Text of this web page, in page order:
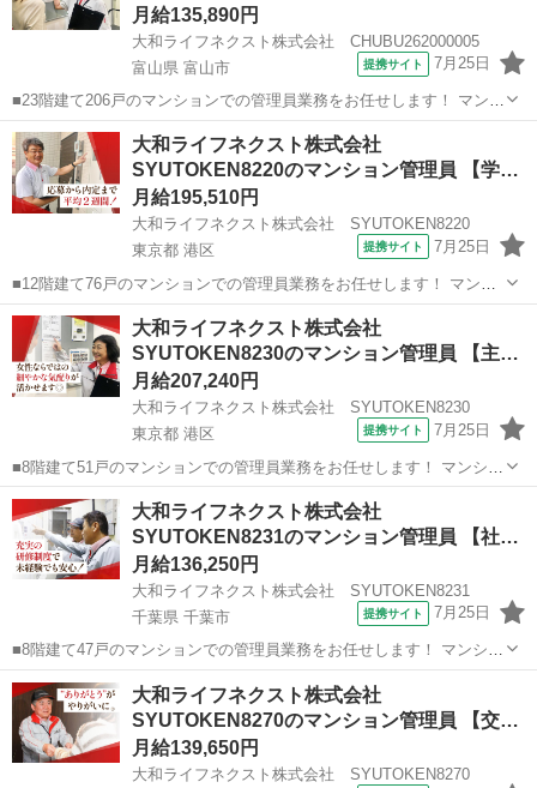
月給135,890円
大和ライフネクスト株式会社 CHUBU262000005
富山県 富山市
提携サイト 7月25日
■23階建て206戸のマンションでの管理員業務をお任せします！ マンシ
ョンにお住まいの方々の快適な暮らしを支える大切な仕事です。 具体
的には ・共用部分の清掃（エントランス・エレベーター内・廊下・階
段・ゴミ置場など） ・受...
富山 富山市 マンション管理
大和ライフネクスト株式会社
SYUTOKEN8220のマンション管理員 【学
歴…
月給195,510円
大和ライフネクスト株式会社 SYUTOKEN8220
東京都 港区
提携サイト 7月25日
■12階建て76戸のマンションでの管理員業務をお任せします！ マンシ
ョンにお住まいの方々の快適な暮らしを支える大切な仕事です。 具体
的には ・受付業務（来訪者の応対、お住まいのお客様からのお問い合
わせ・ご相談など） ・共用...
東京 港区 マンション管理
大和ライフネクスト株式会社
SYUTOKEN8230のマンション管理員 【主
婦…
月給207,240円
大和ライフネクスト株式会社 SYUTOKEN8230
東京都 港区
提携サイト 7月25日
■8階建て51戸のマンションでの管理員業務をお任せします！ マンショ
ンにお住まいの方々の快適な暮らしを支える大切な仕事です。 具体的
には ・共用部分の清掃（エントランス・エレベーター内・廊下・階
段・ゴミ置場など） ・受付業...
東京 港区 マンション管理
大和ライフネクスト株式会社
SYUTOKEN8231のマンション管理員 【社
会…
月給136,250円
大和ライフネクスト株式会社 SYUTOKEN8231
千葉県 千葉市
提携サイト 7月25日
■8階建て47戸のマンションでの管理員業務をお任せします！ マンショ
ンにお住まいの方々の快適な暮らしを支える大切な仕事です。 具体的
には ・共用部分の清掃（エントランス・エレベーター内・廊下・階
段・ゴミ置場など） ・受付業...
千葉 千葉市 マンション管理
大和ライフネクスト株式会社
SYUTOKEN8270のマンション管理員 【交
通…
月給139,650円
大和ライフネクスト株式会社 SYUTOKEN8270